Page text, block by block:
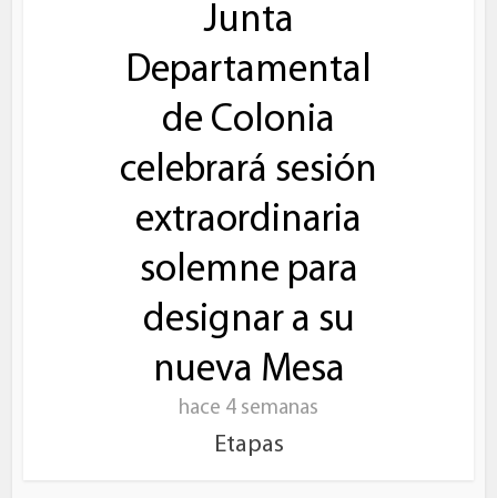
Junta
Departamental
de Colonia
celebrará sesión
extraordinaria
solemne para
designar a su
nueva Mesa
hace 4 semanas
Etapas